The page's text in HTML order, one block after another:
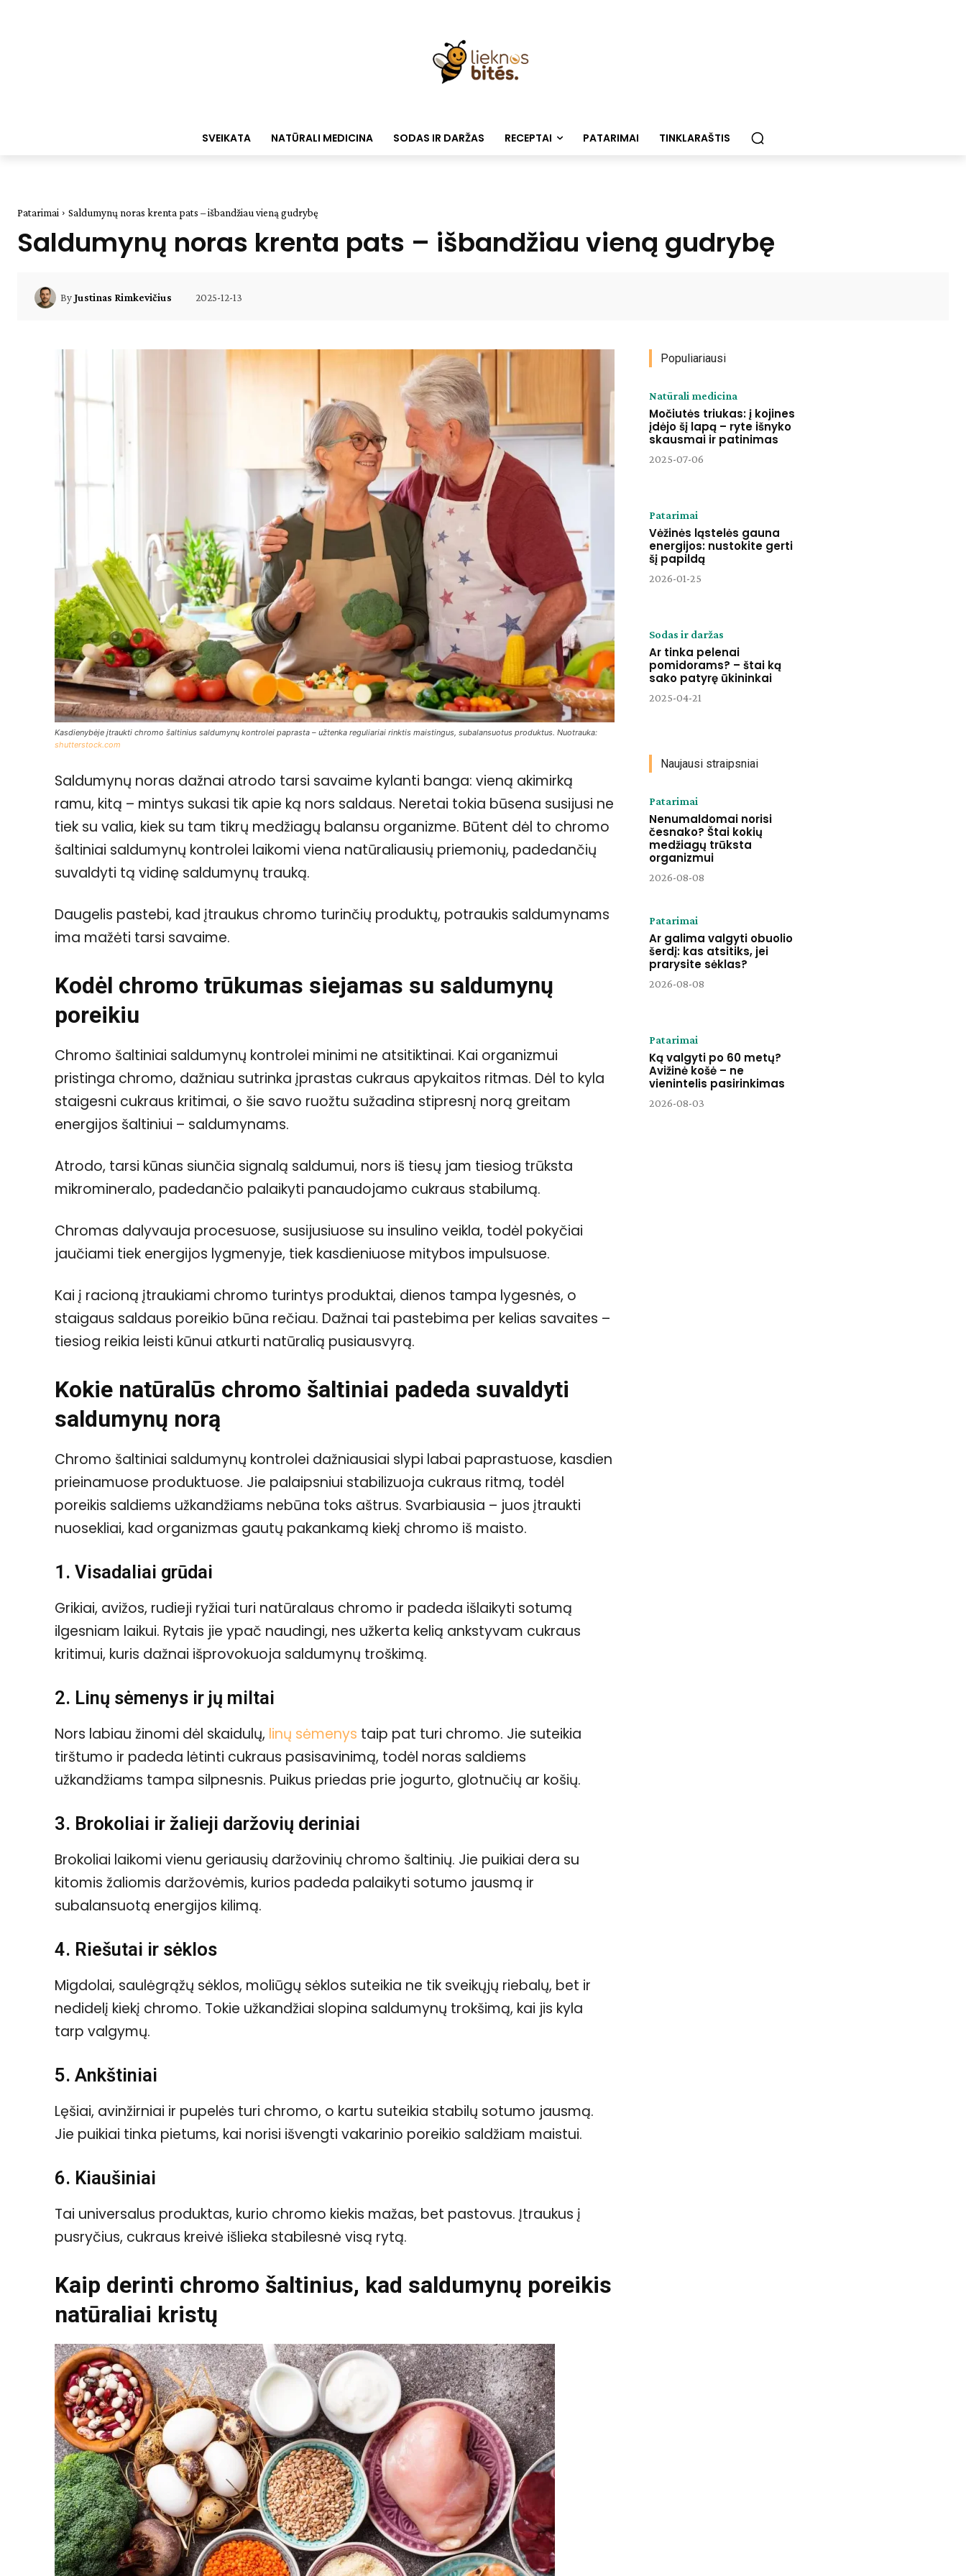
SVEIKATA NATŪRALI MEDICINA SODAS IR DARŽAS RECEPTAI PATARIMAI TINKLARAŠTIS
Patarimai Saldumynų noras krenta pats – išbandžiau vieną gudrybę
Saldumynų noras krenta pats – išbandžiau vieną gudrybę
ByJustinas Rimkevičius 2025-12-13
Kasdienybėje įtraukti chromo šaltinius saldumynų kontrolei paprasta – užtenka reguliariai rinktis maistingus, subalansuotus produktus. Nuotrauka:
shutterstock.com
Saldumynų noras dažnai atrodo tarsi savaime kylanti banga: vieną akimirką
ramu, kitą – mintys sukasi tik apie ką nors saldaus. Neretai tokia būsena susijusi ne
tiek su valia, kiek su tam tikrų medžiagų balansu organizme. Būtent dėl to chromo
šaltiniai saldumynų kontrolei laikomi viena natūraliausių priemonių, padedančių
suvaldyti tą vidinę saldumynų trauką.
Daugelis pastebi, kad įtraukus chromo turinčių produktų, potraukis saldumynams
ima mažėti tarsi savaime.
Kodėl chromo trūkumas siejamas su saldumynų
poreikiu
Chromo šaltiniai saldumynų kontrolei minimi ne atsitiktinai. Kai organizmui
pristinga chromo, dažniau sutrinka įprastas cukraus apykaitos ritmas. Dėl to kyla
staigesni cukraus kritimai, o šie savo ruožtu sužadina stipresnį norą greitam
energijos šaltiniui – saldumynams.
Atrodo, tarsi kūnas siunčia signalą saldumui, nors iš tiesų jam tiesiog trūksta
mikromineralo, padedančio palaikyti panaudojamo cukraus stabilumą.
Chromas dalyvauja procesuose, susijusiuose su insulino veikla, todėl pokyčiai
jaučiami tiek energijos lygmenyje, tiek kasdieniuose mitybos impulsuose.
Kai į racioną įtraukiami chromo turintys produktai, dienos tampa lygesnės, o
staigaus saldaus poreikio būna rečiau. Dažnai tai pastebima per kelias savaites –
tiesiog reikia leisti kūnui atkurti natūralią pusiausvyrą.
Kokie natūralūs chromo šaltiniai padeda suvaldyti
saldumynų norą
Chromo šaltiniai saldumynų kontrolei dažniausiai slypi labai paprastuose, kasdien
prieinamuose produktuose. Jie palaipsniui stabilizuoja cukraus ritmą, todėl
poreikis saldiems užkandžiams nebūna toks aštrus. Svarbiausia – juos įtraukti
nuosekliai, kad organizmas gautų pakankamą kiekį chromo iš maisto.
1. Visadaliai grūdai
Grikiai, avižos, rudieji ryžiai turi natūralaus chromo ir padeda išlaikyti sotumą
ilgesniam laikui. Rytais jie ypač naudingi, nes užkerta kelią ankstyvam cukraus
kritimui, kuris dažnai išprovokuoja saldumynų troškimą.
2. Linų sėmenys ir jų miltai
Nors labiau žinomi dėl skaidulų, linų sėmenys taip pat turi chromo. Jie suteikia
tirštumo ir padeda lėtinti cukraus pasisavinimą, todėl noras saldiems
užkandžiams tampa silpnesnis. Puikus priedas prie jogurto, glotnučių ar košių.
3. Brokoliai ir žalieji daržovių deriniai
Brokoliai laikomi vienu geriausių daržovinių chromo šaltinių. Jie puikiai dera su
kitomis žaliomis daržovėmis, kurios padeda palaikyti sotumo jausmą ir
subalansuotą energijos kilimą.
4. Riešutai ir sėklos
Migdolai, saulėgrąžų sėklos, moliūgų sėklos suteikia ne tik sveikųjų riebalų, bet ir
nedidelį kiekį chromo. Tokie užkandžiai slopina saldumynų trokšimą, kai jis kyla
tarp valgymų.
5. Ankštiniai
Lęšiai, avinžirniai ir pupelės turi chromo, o kartu suteikia stabilų sotumo jausmą.
Jie puikiai tinka pietums, kai norisi išvengti vakarinio poreikio saldžiam maistui.
6. Kiaušiniai
Tai universalus produktas, kurio chromo kiekis mažas, bet pastovus. Įtraukus į
pusryčius, cukraus kreivė išlieka stabilesnė visą rytą.
Kaip derinti chromo šaltinius, kad saldumynų poreikis
natūraliai kristų
Populiariausi
Natūrali medicina
Močiutės triukas: į kojines
įdėjo šį lapą – ryte išnyko
skausmai ir patinimas
2025-07-06
Patarimai
Vėžinės ląstelės gauna
energijos: nustokite gerti
šį papildą
2026-01-25
Sodas ir daržas
Ar tinka pelenai
pomidorams? – štai ką
sako patyrę ūkininkai
2025-04-21
Naujausi straipsniai
Patarimai
Nenumaldomai norisi
česnako? Štai kokių
medžiagų trūksta
organizmui
2026-08-08
Patarimai
Ar galima valgyti obuolio
šerdį: kas atsitiks, jei
prarysite sėklas?
2026-08-08
Patarimai
Ką valgyti po 60 metų?
Avižinė košė – ne
vienintelis pasirinkimas
2026-08-03